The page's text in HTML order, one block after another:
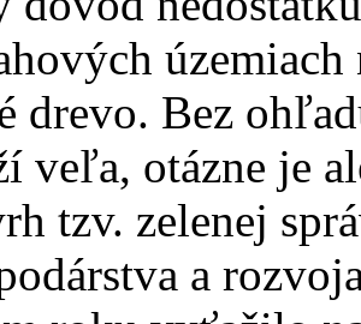
drevo. Bez
veľa, otázne je
tzv. zelenej
a